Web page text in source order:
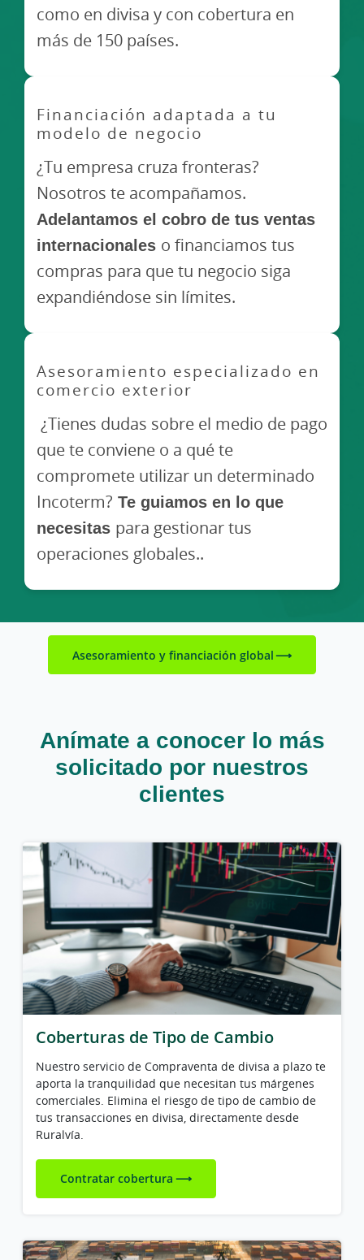
como en divisa y con cobertura en
más de 150 países.
Financiación adaptada a tu
modelo de negocio
¿Tu empresa cruza fronteras?
Nosotros te acompañamos.
Adelantamos el cobro de tus ventas
internacionales o financiamos tus
compras para que tu negocio siga
expandiéndose sin límites.
Asesoramiento especializado en
comercio exterior
¿Tienes dudas sobre el medio de pago
que te conviene o a qué te
compromete utilizar un determinado
Incoterm? Te guiamos en lo que
necesitas para gestionar tus
operaciones globales..
Asesoramiento y financiación global
Anímate a conocer lo más
solicitado por nuestros
clientes
Coberturas de Tipo de Cambio
Nuestro servicio de Compraventa de divisa a plazo te
aporta la tranquilidad que necesitan tus márgenes
comerciales. Elimina el riesgo de tipo de cambio de
tus transacciones en divisa, directamente desde
Ruralvía.
Contratar cobertura